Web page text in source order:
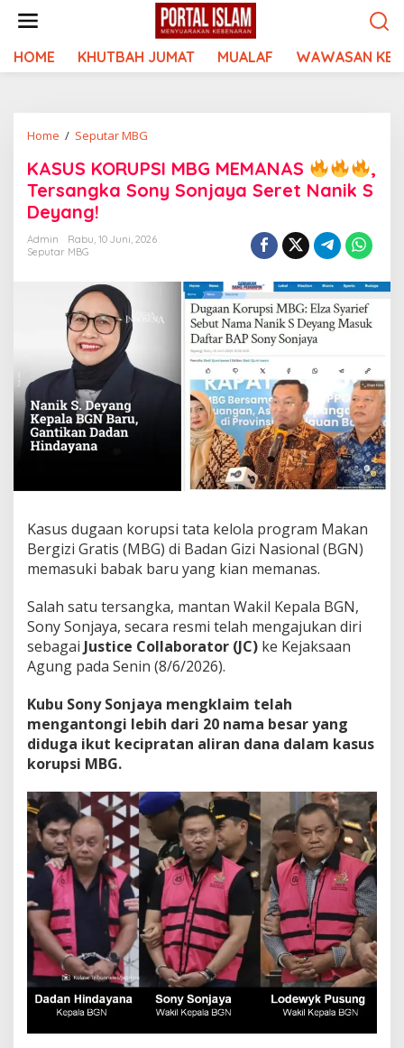
HOME KHUTBAH JUMAT MUALAF WAWASAN
Home / Seputar MBG
MBG
MEMANAS
Tersangka
Sonjaya
S
Deyang!
KASUS KORUPSI MBG MEMANAS
,
Tersangka Sony Sonjaya Seret Nanik S
Deyang!
Admin
Rabu, 10 Juni, 2026
Seputar MBG
Kasus dugaan korupsi tata kelola program Makan
Bergizi Gratis (MBG) di Badan Gizi Nasional (BGN)
memasuki babak baru yang kian memanas.
Salah satu tersangka, mantan Wakil Kepala BGN,
Sony Sonjaya, secara resmi telah mengajukan diri
sebagai Justice Collaborator (JC) ke Kejaksaan
Agung pada Senin (8/6/2026).
Kubu Sony Sonjaya mengklaim telah
mengantongi lebih dari 20 nama besar yang
diduga ikut kecipratan aliran dana dalam kasus
korupsi MBG.